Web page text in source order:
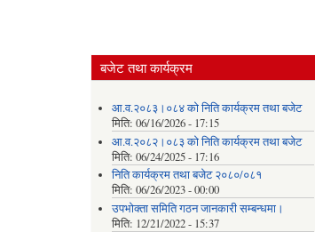
बजेट तथा कार्यक्रम
आ.व.२०८३।०८४ को निति कार्यक्रम तथा बजेट
मिति: 06/16/2026 - 17:15
आ.व.२०८२।०८३ को निति कार्यक्रम तथा बजेट
मिति: 06/24/2025 - 17:16
निति कार्यक्रम तथा बजेट २०८०/०८१
मिति: 06/26/2023 - 00:00
उपभोक्ता समिति गठन जानकारी सम्बन्धमा।
मिति: 12/21/2022 - 15:37